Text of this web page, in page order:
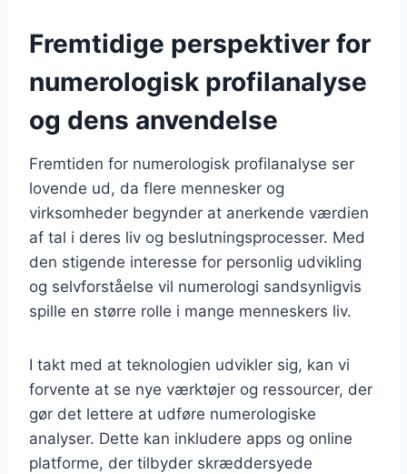
Fremtidige perspektiver for
numerologisk profilanalyse
og dens anvendelse
Fremtiden for numerologisk profilanalyse ser
lovende ud, da flere mennesker og
virksomheder begynder at anerkende værdien
af tal i deres liv og beslutningsprocesser. Med
den stigende interesse for personlig udvikling
og selvforståelse vil numerologi sandsynligvis
spille en større rolle i mange menneskers liv.
I takt med at teknologien udvikler sig, kan vi
forvente at se nye værktøjer og ressourcer, der
gør det lettere at udføre numerologiske
analyser. Dette kan inkludere apps og online
platforme, der tilbyder skræddersyede